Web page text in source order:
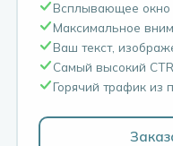
Всплывающее окно
Максимальное
Ваш текст,
Самый высокий
Горячий трафик из